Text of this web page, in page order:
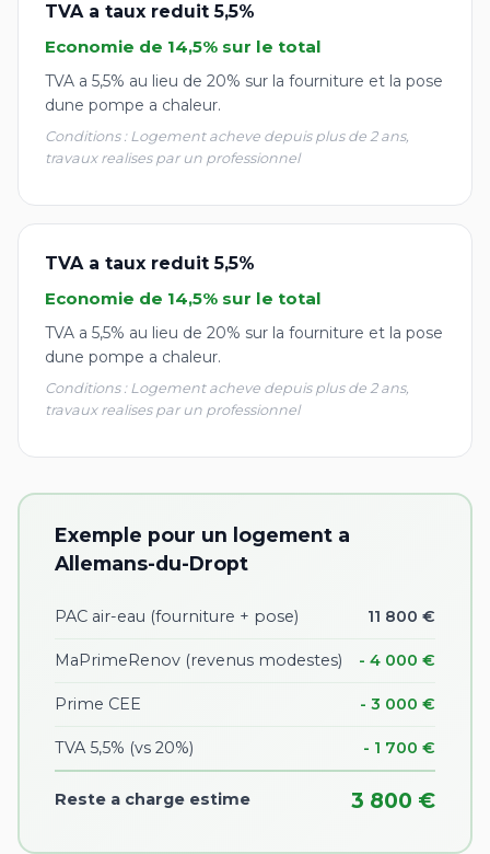
TVA a taux reduit 5,5%
Economie de 14,5% sur le total
TVA a 5,5% au lieu de 20% sur la fourniture et la pose
dune pompe a chaleur.
Conditions : Logement acheve depuis plus de 2 ans,
travaux realises par un professionnel
TVA a taux reduit 5,5%
Economie de 14,5% sur le total
TVA a 5,5% au lieu de 20% sur la fourniture et la pose
dune pompe a chaleur.
Conditions : Logement acheve depuis plus de 2 ans,
travaux realises par un professionnel
Exemple pour un logement a
Allemans-du-Dropt
PAC air-eau (fourniture + pose) 11 800 €
MaPrimeRenov (revenus modestes) - 4 000 €
Prime CEE - 3 000 €
TVA 5,5% (vs 20%) - 1 700 €
Reste a charge estime 3 800 €